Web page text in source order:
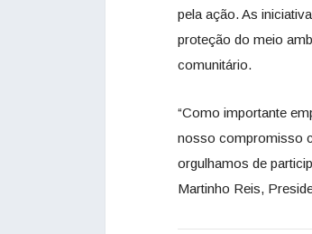
pela ação. As
proteção do meio
comunitário.
“Como importante
nosso compromisso
orgulhamos de
Martinho Reis,